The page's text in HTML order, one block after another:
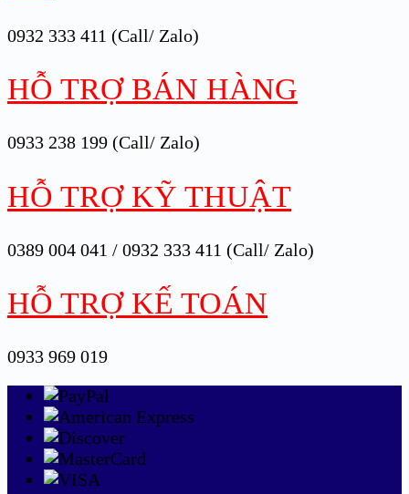
0932 333 411 (Call/ Zalo)
HỖ TRỢ BÁN HÀNG
0933 238 199 (Call/ Zalo)
HỖ TRỢ KỸ THUẬT
0389 004 041 / 0932 333 411 (Call/ Zalo)
HỖ TRỢ KẾ TOÁN
0933 969 019